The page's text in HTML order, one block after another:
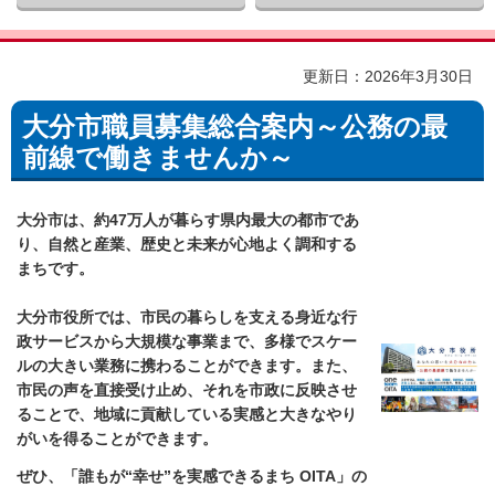
更新日：2026年3月30日
大分市職員募集総合案内～公務の最
前線で働きませんか～
大分市は、約47万人が暮らす県内最大の都市であ
り、自然と産業、歴史と未来が心地よく調和する
まちです。
大分市役所では、市民の暮らしを支える身近な行
政サービスから大規模な事業まで、多様でスケー
ルの大きい業務に携わることができます。また、
市民の声を直接受け止め、それを市政に反映させ
ることで、地域に貢献している実感と大きなやり
がいを得ることができます。
ぜひ、「誰もが“幸せ”を実感できるまち OITA」の